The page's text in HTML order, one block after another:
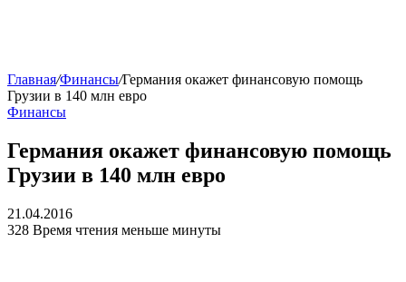
Главная/Финансы/Германия окажет финансовую помощь
Грузии в 140 млн евро
Финансы
Германия окажет финансовую помощь
Грузии в 140 млн евро
21.04.2016
328 Время чтения меньше минуты